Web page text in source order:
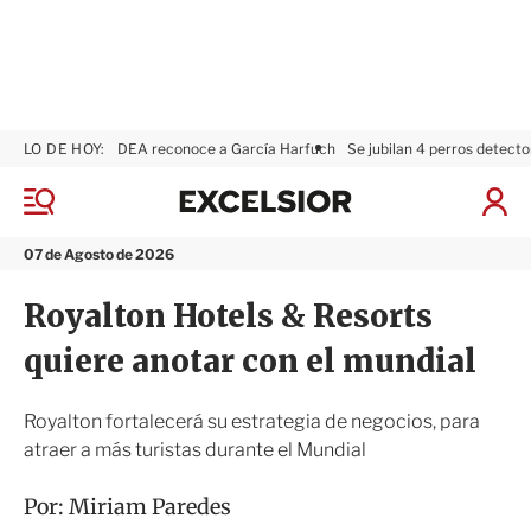
M
n
07 de Agosto de 2026
LO DE HOY: DEA reconoce a García Harfuch Se jubilan 4 perros
I
x
i
r
Royalton Hotels & Resorts
quiere anotar con el mundial
Royalton fortalecerá su estrategia de negocios, para
atraer a más turistas durante el Mundial
Por: Miriam Paredes